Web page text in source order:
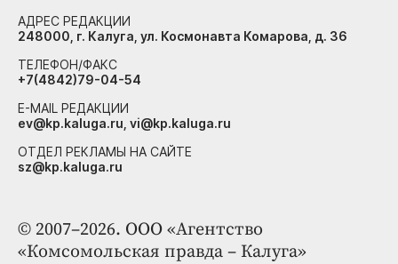
© 2007–2026. ООО «Агентство
«Комсомольская правда – Калуга»
АДРЕС РЕДАКЦИИ
248000, г. Калуга, ул. Космонавта Комарова, д. 36
ТЕЛЕФОН/ФАКС
+7(4842)79-04-54
E-MAIL РЕДАКЦИИ
ev@kp.kaluga.ru, vi@kp.kaluga.ru
ОТДЕЛ РЕКЛАМЫ НА САЙТЕ
sz@kp.kaluga.ru